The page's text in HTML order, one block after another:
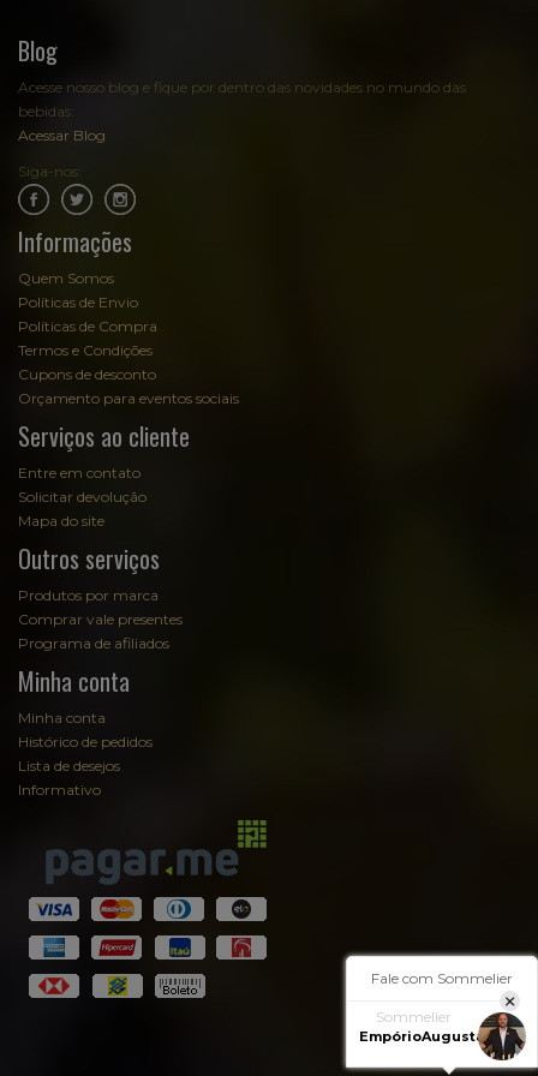
Blog
Acesse nosso blog e fique por dentro das novidades no mundo das
bebidas:
Acessar Blog
Siga-nos:
Informações
Quem Somos
Políticas de Envio
Políticas de Compra
Termos e Condições
Cupons de desconto
Orçamento para eventos sociais
Serviços ao cliente
Entre em contato
Solicitar devolução
Mapa do site
Outros serviços
Produtos por marca
Comprar vale presentes
Programa de afiliados
Minha conta
Minha conta
Histórico de pedidos
Lista de desejos
Informativo
Fale com Sommelier